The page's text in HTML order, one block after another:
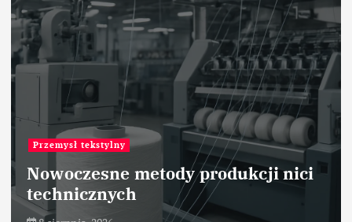
Przemysł tekstylny
Nowoczesne metody produkcji nici
technicznych